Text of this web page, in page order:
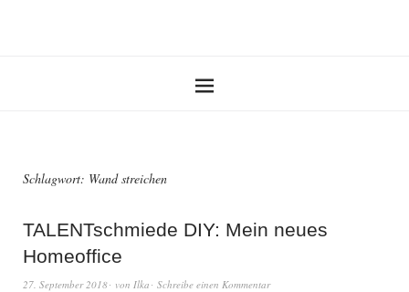
Schlagwort: Wand streichen
TALENTschmiede DIY: Mein neues
Homeoffice
27. September 2018 von Ilka Schreibe einen Kommentar